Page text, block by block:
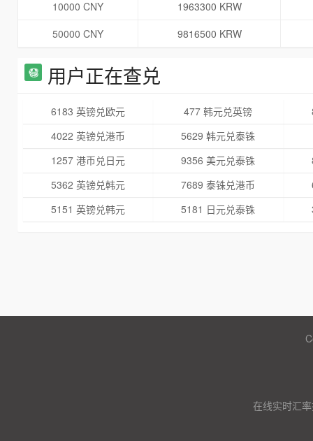
10000 CNY
1963300 KRW
50000 CNY
9816500 KRW
用户正在查兑
6183 英镑兑欧元 477 韩元兑英镑
4022 英镑兑港币
5629 韩元兑泰铢
1257 港币兑日元
9356 美元兑泰铢
5362 英镑兑韩元
7689 泰铢兑港币
5151 英镑兑韩元
5181 日元兑泰铢
在线实时汇